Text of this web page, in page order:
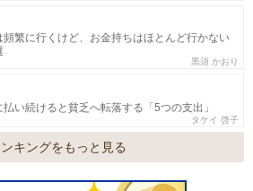
頻繁に行くけど、お金持ちはほとんど行かない
黒須 かおり
払い続けると貧乏へ転落する「5つの支出」
タケイ 啓子
キングをもっと見る